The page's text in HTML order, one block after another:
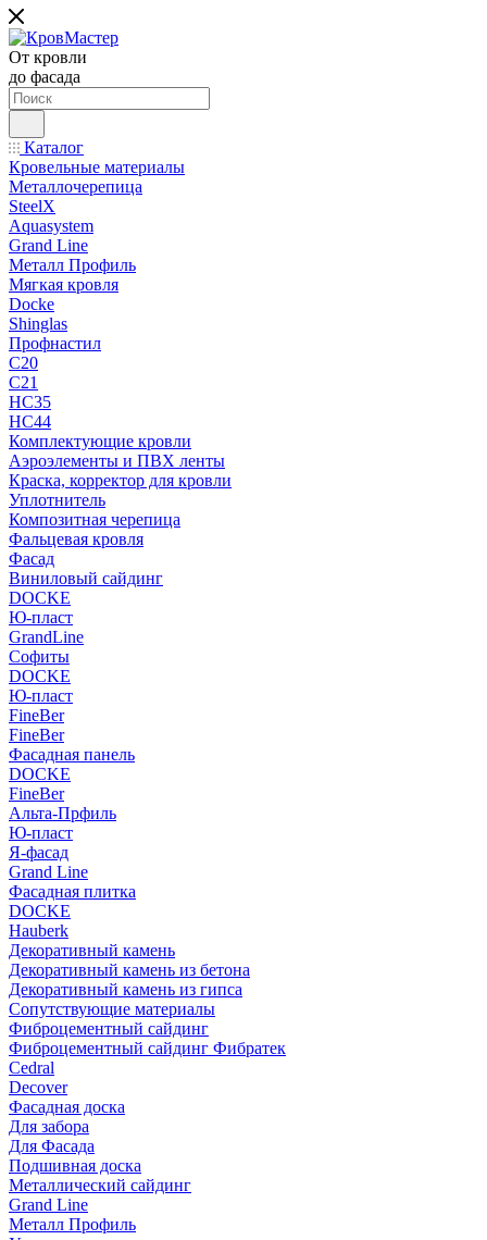
От кровли
до фасада
Каталог
Кровельные материалы
Металлочерепица
SteelX
Aquasystem
Grand Line
Металл Профиль
Мягкая кровля
Docke
Shinglas
Профнастил
C20
C21
НС35
НС44
Комплектующие кровли
Аэроэлементы и ПВХ ленты
Краска, корректор для кровли
Уплотнитель
Композитная черепица
Фальцевая кровля
Фасад
Виниловый сайдинг
DOCKE
Ю-пласт
GrandLine
Софиты
DOCKE
Ю-пласт
FineBer
FineBer
Фасадная панель
DOCKE
FineBer
Альта-Прфиль
Ю-пласт
Я-фасад
Grand Line
Фасадная плитка
DOCKE
Hauberk
Декоративный камень
Декоративный камень из бетона
Декоративный камень из гипса
Сопутствующие материалы
Фиброцементный сайдинг
Фиброцементный сайдинг Фибратек
Cedral
Decover
Фасадная доска
Для забора
Для Фасада
Подшивная доска
Металлический сайдинг
Grand Line
Металл Профиль